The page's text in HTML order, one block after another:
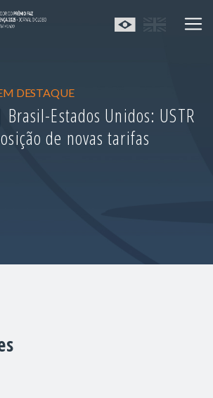
DESTAQUE
Estados Unidos: USTR
de novas tarifas